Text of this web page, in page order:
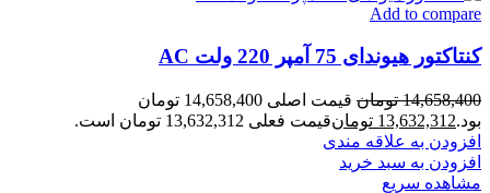
Add to compare
کنتاکتور هیوندای 75 آمپر 220 ولت AC
14,658,400 تومان
قیمت اصلی 14,658,400 تومان
بود.13,632,312 تومانقیمت فعلی 13,632,312 تومان است.
افزودن به علاقه مندی
افزودن به سبد خرید
مشاهده سریع